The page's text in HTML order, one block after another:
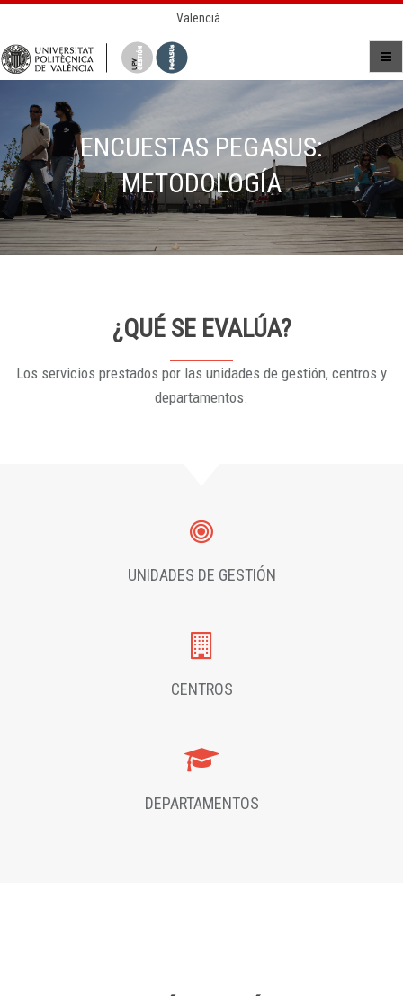
Valencià
ENCUESTAS PEGASUS:
METODOLOGÍA
¿QUÉ SE EVALÚA?
Los servicios prestados por las unidades de gestión, centros y
departamentos.
UNIDADES DE GESTIÓN
CENTROS
DEPARTAMENTOS